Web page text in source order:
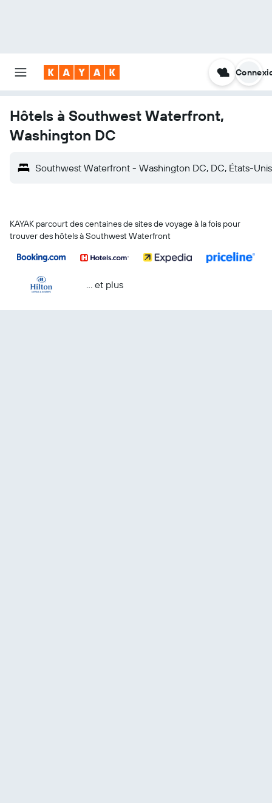
Hôtels à Southwest Waterfront,
Washington DC
Southwest Waterfront - Washington DC, DC, États-Unis
KAYAK parcourt des centaines de sites de voyage à la fois pour
trouver des hôtels à Southwest Waterfront
… et plus